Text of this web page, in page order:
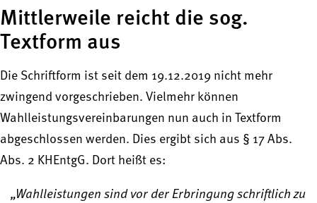
Mittlerweile reicht die sog.
Textform aus
Die Schriftform ist seit dem 19.12.2019 nicht mehr
zwingend vorgeschrieben. Vielmehr können
Wahlleistungsvereinbarungen nun auch in Textform
abgeschlossen werden. Dies ergibt sich aus § 17 Abs.
Abs. 2 KHEntgG. Dort heißt es:
„Wahlleistungen sind vor der Erbringung schriftlich zu